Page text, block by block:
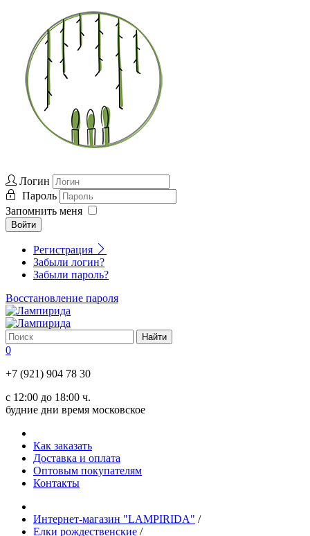
Логин
Пароль
Запомнить меня
Войти
Регистрация
Забыли логин?
Забыли пароль?
Восстановление пароля
0
+7 (921) 904 78 30
с 12:00 до 18:00 ч.
будние дни время московское
Как заказать
Доставка и оплата
Оптовым покупателям
Контакты
Интернет-магазин "LAMPIRIDA" /
Елки рождественские /